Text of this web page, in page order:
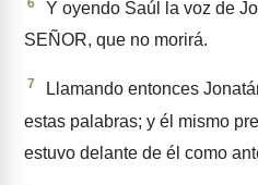
6
Y oyendo Saúl la voz de
SEÑOR, que no morirá.
7
Llamando entonces
estas palabras; y él mismo
estuvo delante de él como